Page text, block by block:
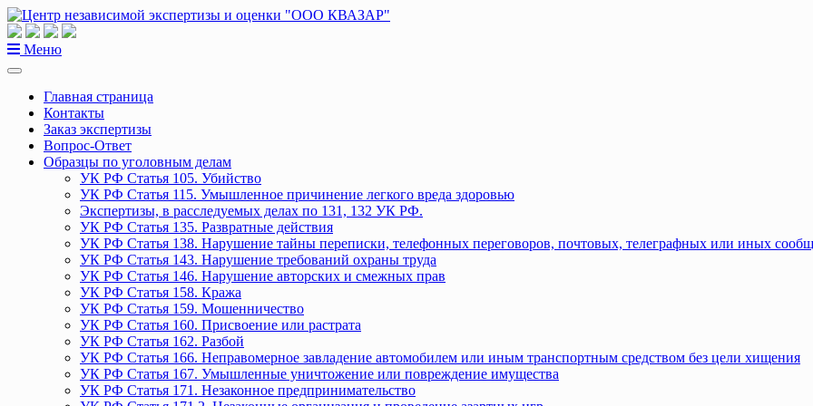
Перейти
к
содержанию
Меню
Главная страница
Контакты
Заказ экспертизы
Вопрос-Ответ
Образцы по уголовным делам
УК РФ Статья 105. Убийство
УК РФ Статья 115. Умышленное причинение легкого вреда здоровью
Экспертизы, в расследуемых делах по 131, 132 УК РФ.
УК РФ Статья 135. Развратные действия
УК РФ Статья 138. Нарушение тайны переписки, телефонных переговоров, почтовых, телеграфных или иных
УК РФ Статья 143. Нарушение требований охраны труда
УК РФ Статья 146. Нарушение авторских и смежных прав
УК РФ Статья 158. Кража
УК РФ Статья 159. Мошенничество
УК РФ Статья 160. Присвоение или растрата
УК РФ Статья 162. Разбой
УК РФ Статья 166. Неправомерное завладение автомобилем или иным транспортным средством без цели хищения
УК РФ Статья 167. Умышленные уничтожение или повреждение имущества
УК РФ Статья 171. Незаконное предпринимательство